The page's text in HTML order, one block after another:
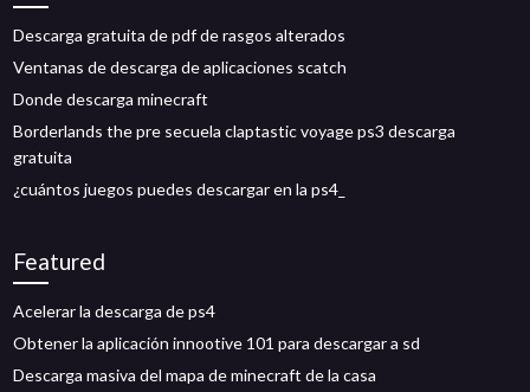
Descarga gratuita de pdf de rasgos alterados
Ventanas de descarga de aplicaciones scatch
Donde descarga minecraft
Borderlands the pre secuela claptastic voyage ps3 descarga
gratuita
¿cuántos juegos puedes descargar en la ps4_
Featured
Acelerar la descarga de ps4
Obtener la aplicación innootive 101 para descargar a sd
Descarga masiva del mapa de minecraft de la casa